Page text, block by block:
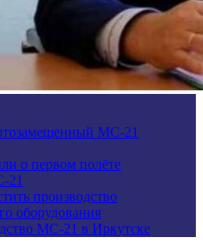
МС-21
о первом полёте
21
производство
оборудования
МС-21 в Иркутске